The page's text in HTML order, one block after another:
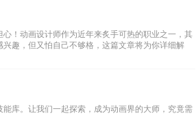
！动画设计师作为近年来炙手可热的职业之一，其
趣，但又怕自己不够格，这篇文章将为你详细解
库。让我们一起探索，成为动画界的大师，究竟需